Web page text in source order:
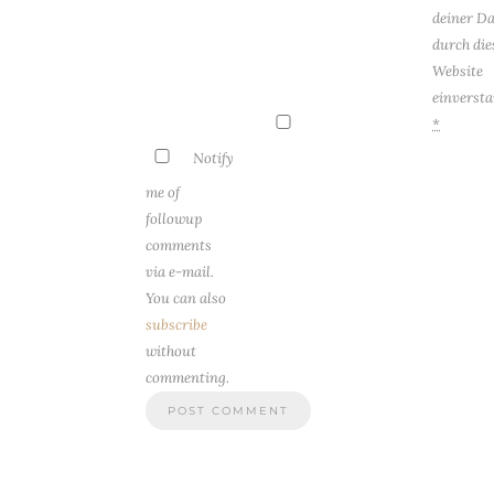
deiner
durch
Website
*
Notify
me of
followup
comments
via e-mail.
You can also
subscribe
without
commenting.